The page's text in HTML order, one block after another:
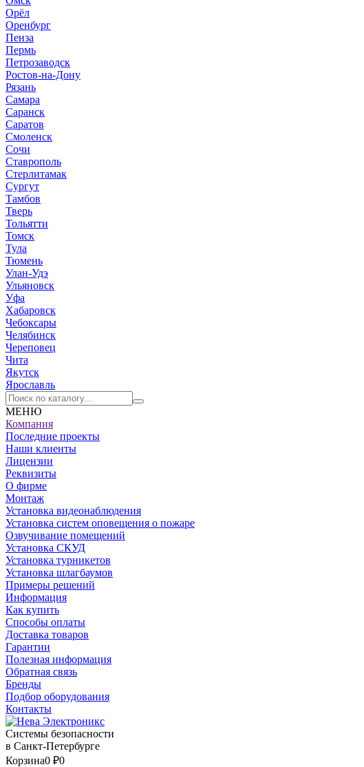
Орёл
Оренбург
Пенза
Пермь
Петрозаводск
Ростов-на-Дону
Рязань
Самара
Саранск
Саратов
Смоленск
Сочи
Ставрополь
Стерлитамак
Сургут
Тамбов
Тверь
Тольятти
Томск
Тула
Тюмень
Улан-Удэ
Ульяновск
Уфа
Хабаровск
Чебоксары
Челябинск
Череповец
Чита
Якутск
Ярославль
МЕНЮ
Компания
Последние проекты
Наши клиенты
Лицензии
Реквизиты
О фирме
Монтаж
Установка видеонаблюдения
Установка систем оповещения о пожаре
Озвучивание помещений
Установка СКУД
Установка турникетов
Установка шлагбаумов
Примеры решений
Информация
Как купить
Способы оплаты
Доставка товаров
Гарантии
Полезная информация
Обратная связь
Бренды
Подбор оборудования
Контакты
Системы безопасности
в Санкт-Петербурге
Корзина0 ₽0